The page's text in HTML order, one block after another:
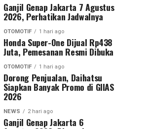
Ganjil Genap Jakarta 7 Agustus
2026, Perhatikan Jadwalnya
OTOMOTIF 1 hari ago
Honda Super-One Dijual Rp438
Juta, Pemesanan Resmi Dibuka
OTOMOTIF 1 hari ago
Dorong Penjualan, Daihatsu
Siapkan Banyak Promo di GIIAS
2026
NEWS 2 hari ago
Ganjil Genap Jakarta 6